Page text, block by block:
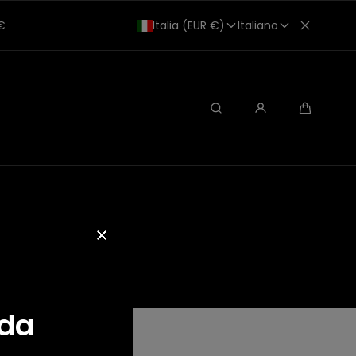
Italia (EUR €) Italiano
Ricerca